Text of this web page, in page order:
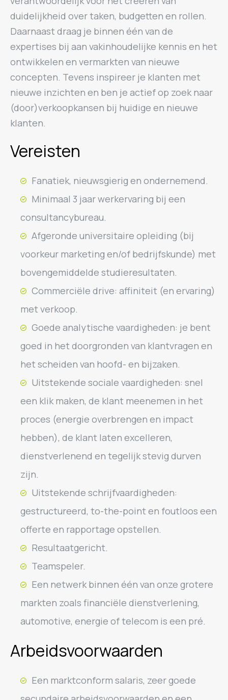
duidelijkheid over taken, budgetten en rollen.
Daarnaast draag je binnen één van de
expertises bij aan vakinhoudelijke kennis en het
ontwikkelen en vermarkten van nieuwe
concepten. Tevens inspireer je klanten met
nieuwe inzichten en ben je actief op zoek naar
(door)verkoopkansen bij huidige en nieuwe
klanten.
Vereisten
Fanatiek, nieuwsgierig en ondernemend.
Minimaal 3 jaar werkervaring bij een
consultancybureau.
Afgeronde universitaire opleiding (bij
voorkeur marketing en/of bedrijfskunde) met
bovengemiddelde studieresultaten.
Commerciële drive: affiniteit (en ervaring)
met verkoop.
Goede analytische vaardigheden: je bent
goed in het doorgronden van klantvragen en
het scheiden van hoofd- en bijzaken.
Uitstekende sociale vaardigheden: snel
een klik maken, de klant meenemen in het
proces (energie overbrengen en impact
hebben), de klant laten excelleren,
dienstverlenend en tegelijk stevig durven
zijn.
Uitstekende schrijfvaardigheden:
gestructureerd, to-the-point en foutloos een
offerte en rapportage opstellen.
Resultaatgericht.
Teamspeler.
Een netwerk binnen één van onze grotere
markten zoals financiële dienstverlening,
automotive, energie of telecom is een pré.
Arbeidsvoorwaarden
Een marktconform salaris, zeer goede